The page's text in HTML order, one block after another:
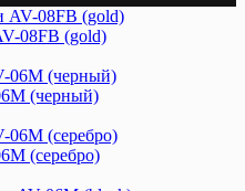
08FB (gold)
(черный)
(серебро)